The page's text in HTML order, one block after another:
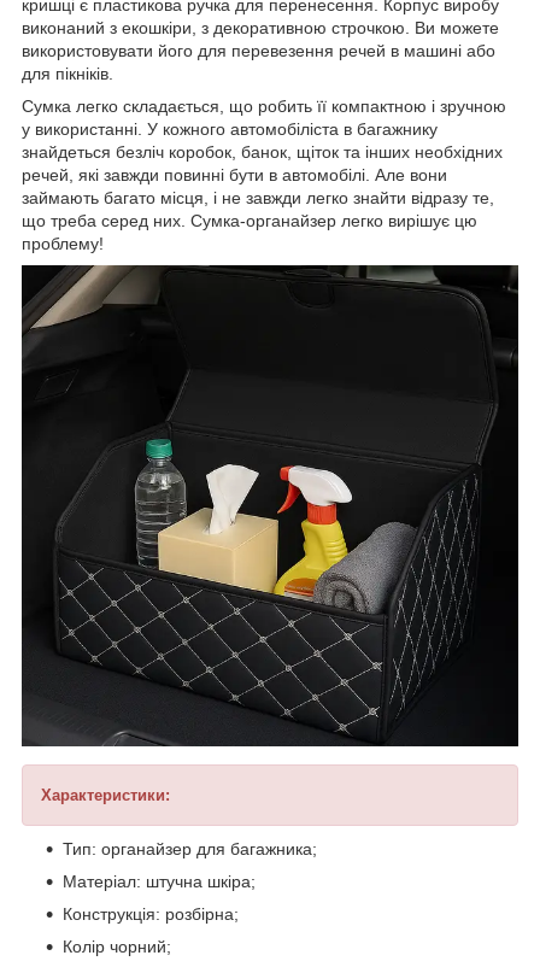
кришці є пластикова ручка для перенесення. Корпус виробу
виконаний з екошкіри, з декоративною строчкою. Ви можете
використовувати його для перевезення речей в машині або
для пікніків.
Сумка легко складається, що робить її компактною і зручною
у використанні. У кожного автомобіліста в багажнику
знайдеться безліч коробок, банок, щіток та інших необхідних
речей, які завжди повинні бути в автомобілі. Але вони
займають багато місця, і не завжди легко знайти відразу те,
що треба серед них. Сумка-органайзер легко вирішує цю
проблему!
Характеристики:
Тип: органайзер для багажника;
Матеріал: штучна шкіра;
Конструкція: розбірна;
Колір чорний;